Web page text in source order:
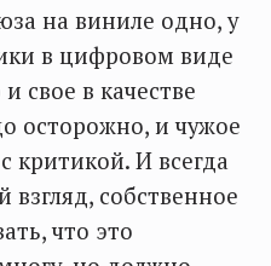
на виниле одно, у
в цифровом виде
свое в качестве
осторожно, и чужое
критикой. И всегда
взгляд, собственное
что это